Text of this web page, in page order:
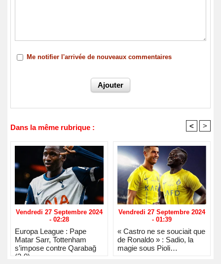
Me notifier l'arrivée de nouveaux commentaires
Dans la même rubrique : < >
Vendredi 27 Septembre 2024
- 02:28
Europa League : Pape
Matar Sarr, Tottenham
s’impose contre Qarabağ
(3-0)
Vendredi 27 Septembre 2024
- 01:39
« Castro ne se souciait que
de Ronaldo » : Sadio, la
magie sous Pioli…